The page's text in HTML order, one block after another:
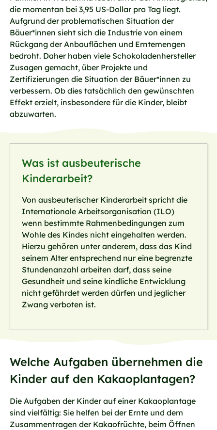
die momentan bei 3,95 US-Dollar pro Tag liegt.
Aufgrund der problematischen Situation der
Bäuer*innen sieht sich die Industrie von einem
Rückgang der Anbauflächen und Erntemengen
bedroht. Daher haben viele Schokoladenhersteller
Zusagen gemacht, über Projekte und
Zertifizierungen die Situation der Bäuer*innen zu
verbessern. Ob dies tatsächlich den gewünschten
Effekt erzielt, insbesondere für die Kinder, bleibt
abzuwarten.
Was ist ausbeuterische
Kinderarbeit?
Von ausbeuterischer Kinderarbeit spricht die
Internationale Arbeitsorganisation (ILO)
wenn bestimmte Rahmenbedingungen zum
Wohle des Kindes nicht eingehalten werden.
Hierzu gehören unter anderem, dass das Kind
seinem Alter entsprechend nur eine begrenzte
Stundenanzahl arbeiten darf, dass seine
Gesundheit und seine kindliche Entwicklung
nicht gefährdet werden dürfen und jeglicher
Zwang verboten ist.
Welche Aufgaben übernehmen die
Kinder auf den Kakaoplantagen?
Die Aufgaben der Kinder auf einer Kakaoplantage
sind vielfältig: Sie helfen bei der Ernte und dem
Zusammentragen der Kakaofrüchte, beim Öffnen